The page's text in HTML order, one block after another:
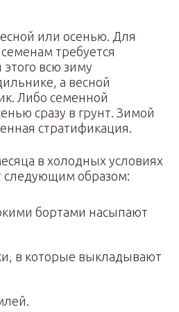
или осенью. Для
требуется
всю зиму
а весной
Либо семенной
сразу в грунт. Зимой
стратификация.
в холодных условиях
следующим образом:
бортами насыпают
в которые выкладывают